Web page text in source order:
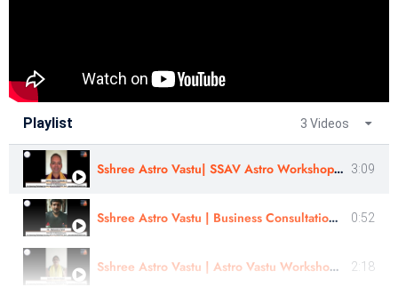
Playlist 3 Videos
Sshree Astro Vastu| SSAV Astro Workshop & Panchang Rahasyam Course Review | Astro- Kishor Konkane Ji 3:09
Sshree Astro Vastu | Business Consultation - Review | Mr Mahendra Patel | In Gujarati 0:52
Sshree Astro Vastu | Astro Vastu Workshop | Review | Astro Bhumi patel | In Gujarati 2:18